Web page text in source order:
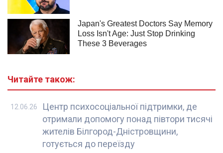
Читайте також:
Центр психосоціальної підтримки, де
отримали допомогу понад півтори тисячі
жителів Білгород-Дністровщини,
готується до переїзду
12.06.26